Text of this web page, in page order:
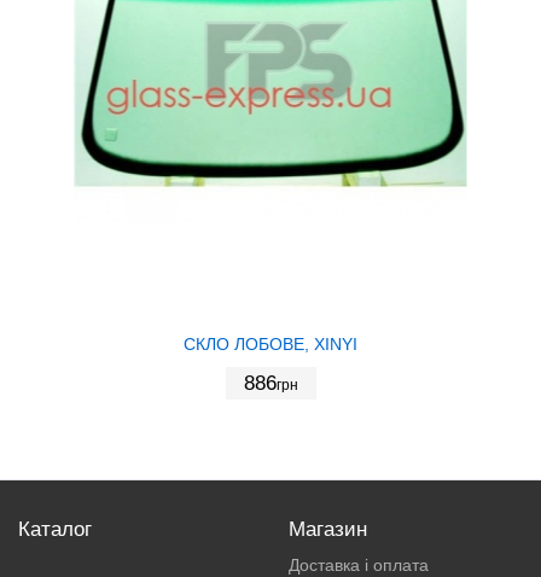
СКЛО ЛОБОВЕ, XINYI
886грн
Каталог Магазин
Доставка і оплата